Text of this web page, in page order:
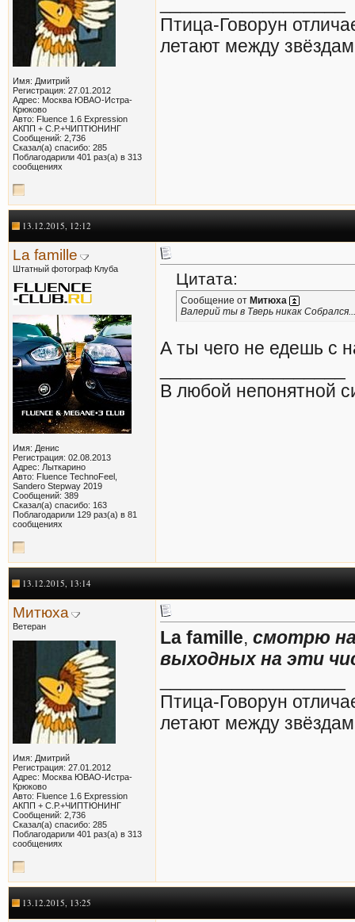
Имя: Дмитрий
Регистрация: 27.01.2012
Адрес: Москва ЮВАО-Истра-
Крюково
Авто: Fluence 1.6 Expression
АКПП + С.Р.+ЧИПТЮНИНГ
Сообщений: 2,736
Сказал(а) спасибо: 285
Поблагодарили 401 раз(а) в 313
сообщениях
Птица-Говорун
летают между
13.12.2015, 12:12
La famille
Штатный фотограф Клуба
Имя: Денис
Регистрация: 02.08.2013
Адрес: Лыткарино
Авто: Fluence TechnoFeel,
Sandero Stepway 2019
Сообщений: 389
Сказал(а) спасибо: 163
Поблагодарили 129 раз(а) в 81
сообщениях
Цитата:
Сообщение от Митюха
Валерий ты в Тверь никак
А ты чего не едешь с
В любой непонятной
13.12.2015, 13:14
Митюха
Ветеран
Имя: Дмитрий
Регистрация: 27.01.2012
Адрес: Москва ЮВАО-Истра-
Крюково
Авто: Fluence 1.6 Expression
АКПП + С.Р.+ЧИПТЮНИНГ
Сообщений: 2,736
Сказал(а) спасибо: 285
Поблагодарили 401 раз(а) в 313
сообщениях
La famille, смотрю
выходных на эти
Птица-Говорун
летают между
13.12.2015, 13:25